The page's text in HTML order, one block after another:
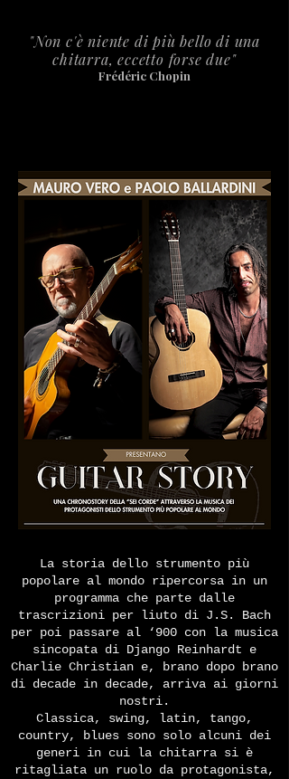
"Non c'è niente di più bello di una
chitarra, eccetto forse due"
Frédéric Chopin
La storia dello strumento più
popolare al mondo ripercorsa in un
programma che parte dalle
trascrizioni per liuto di J.S. Bach
per poi passare al ‘900 con la musica
sincopata di Django Reinhardt e
Charlie Christian e, brano dopo brano
di decade in decade, arriva ai giorni
nostri.
Classica, swing, latin, tango,
country, blues sono solo alcuni dei
generi in cui la chitarra si è
ritagliata un ruolo da protagonista,